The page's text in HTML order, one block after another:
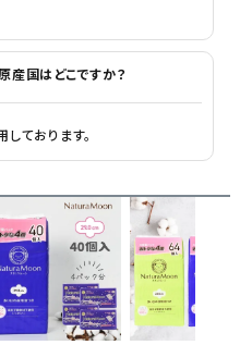
産国はどこですか？
ております。